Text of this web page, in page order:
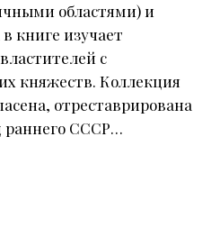
областями) и
книге изучает
с
княжеств. Коллекция
отреставрирована
раннего СССР…